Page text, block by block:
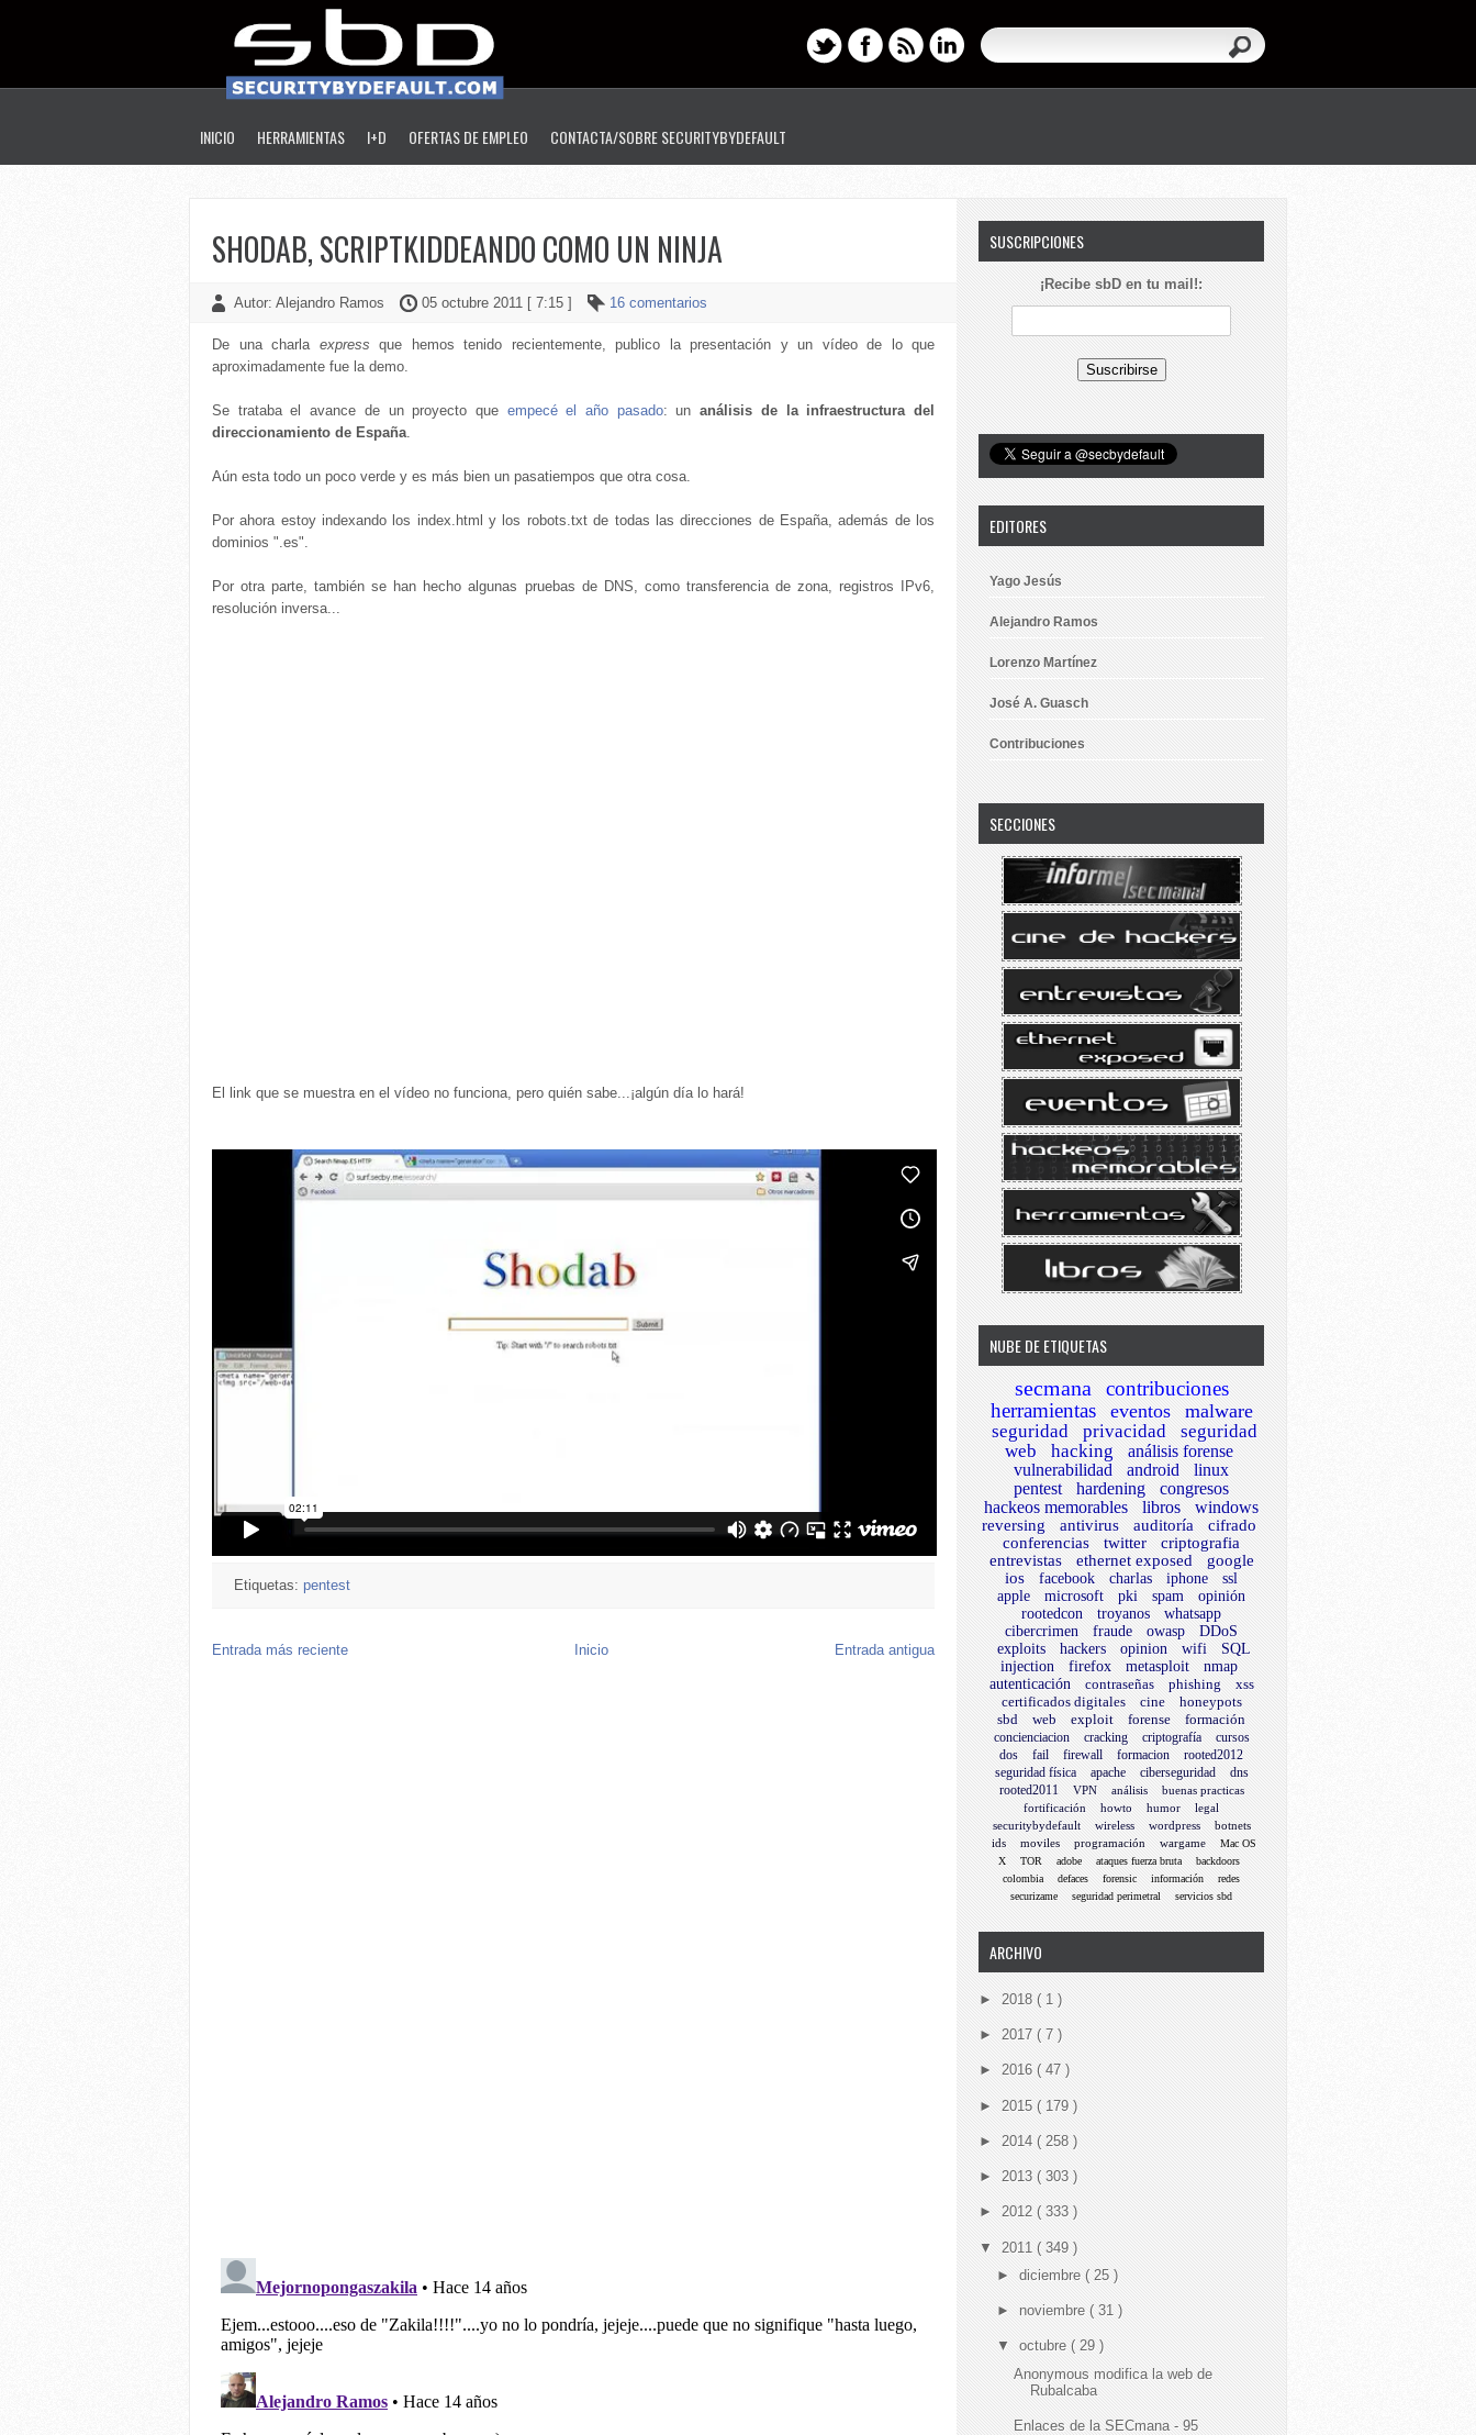
INICIO HERRAMIENTAS I+D OFERTAS DE EMPLEO CONTACTA/SOBRE SECURITYBYDEFAULT
SHODAB, SCRIPTKIDDEANDO COMO UN NINJA
Autor: Alejandro Ramos 05 octubre 2011 [ 7:15 ] 16 comentarios
De una charla express que hemos tenido recientemente, publico la presentación y un vídeo de lo que
aproximadamente fue la demo.
Se trataba el avance de un proyecto que empecé el año pasado: unanálisis de la infraestructura del
direccionamiento de España.
Aún esta todo un poco verde y es más bien un pasatiempos que otra cosa.
Por ahora estoy indexando los index.html y los robots.txt de todas las direcciones de España, además de los
dominios ".es".
Por otra parte, también se han hecho algunas pruebas de DNS, como transferencia de zona, registros IPv6,
resolución inversa...
El link que se muestra en el vídeo no funciona, pero quién sabe...¡algún día lo hará!
Etiquetas: pentest
Entrada más reciente Entrada antigua
Inicio
SUSCRIPCIONES
¡Recibe sbD en tu mail!:
EDITORES
Yago Jesús
Alejandro Ramos
Lorenzo Martínez
José A. Guasch
Contribuciones
SECCIONES
NUBE DE ETIQUETAS
secmana
contribuciones
herramientas
eventos malware
seguridad privacidad
seguridad
web
hacking
análisis forense
vulnerabilidad
android
linux
pentest
hardening
congresos
hackeos memorables
libros windows
reversing antivirus auditoría
cifrado
conferencias
twitter
criptografia
entrevistas
ethernet exposed
google
ios
facebook charlas iphone
ssl
apple
microsoft pki spam
opinión
rootedcon
troyanos
whatsapp
cibercrimen
fraude owasp
DDoS
exploits
hackers opinion wifi
SQL
injection
firefox metasploit
nmap
autenticación
contraseñas phishing
xss
certificados digitales
cine
honeypots
sbd
web exploit forense formación
concienciacion cracking criptografía
cursos
dos
fail firewall formacion
rooted2012
seguridad física
apache ciberseguridad
dns
rooted2011
VPN análisis
buenas practicas
fortificación
howto humor
legal
securitybydefault
wireless wordpress
botnets
ids
moviles programación wargame
Mac OS
X
TOR adobe ataques fuerza bruta
backdoors
colombia
defaces forensic información
redes
securizame
seguridad perimetral servicios sbd
ARCHIVO
► 2018 ( 1 )
► 2017 ( 7 )
► 2016 ( 47 )
► 2015 ( 179 )
► 2014 ( 258 )
► 2013 ( 303 )
► 2012 ( 333 )
▼ 2011 ( 349 )
► diciembre ( 25 )
► noviembre ( 31 )
▼ octubre ( 29 )
Anonymous modifica la web de
Rubalcaba
Enlaces de la SECmana - 95